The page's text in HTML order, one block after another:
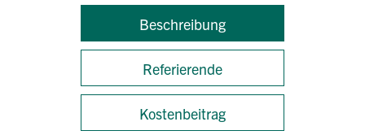
Beschreibung
Referierende
Kostenbeitrag